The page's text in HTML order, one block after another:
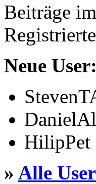
Beiträge
Neue User:
HilipPet
» Alle